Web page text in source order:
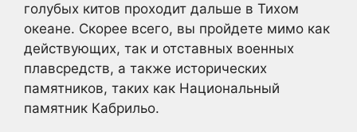
голубых китов проходит дальше в Тихом
океане. Скорее всего, вы пройдете мимо как
действующих, так и отставных военных
плавсредств, а также исторических
памятников, таких как Национальный
памятник Кабрильо.